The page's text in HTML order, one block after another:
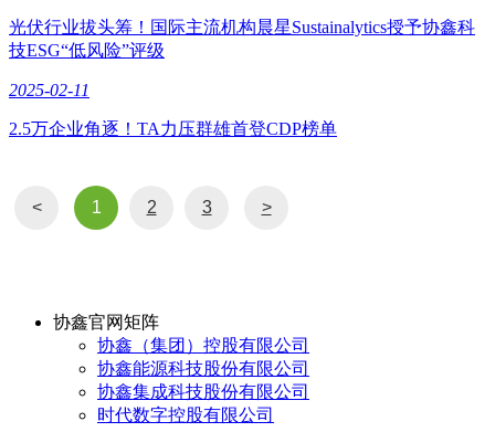
光伏行业拔头筹！国际主流机构晨星Sustainalytics授予协鑫科
技ESG“低风险”评级
2025-02-11
2.5万企业角逐！TA力压群雄首登CDP榜单
< 1 2 3 >
协鑫官网矩阵
协鑫（集团）控股有限公司
协鑫能源科技股份有限公司
协鑫集成科技股份有限公司
时代数字控股有限公司